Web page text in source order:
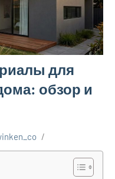
для
обзор и